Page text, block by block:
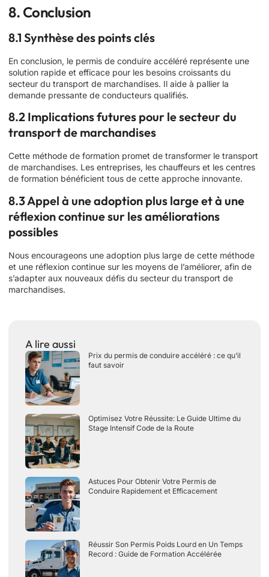
8. Conclusion
8.1 Synthèse des points clés
En conclusion, le permis de conduire accéléré représente une
solution rapide et efficace pour les besoins croissants du
secteur du transport de marchandises. Il aide à pallier la
demande pressante de conducteurs qualifiés.
8.2 Implications futures pour le secteur du
transport de marchandises
Cette méthode de formation promet de transformer le transport
de marchandises. Les entreprises, les chauffeurs et les centres
de formation bénéficient tous de cette approche innovante.
8.3 Appel à une adoption plus large et à une
réflexion continue sur les améliorations
possibles
Nous encourageons une adoption plus large de cette méthode
et une réflexion continue sur les moyens de l’améliorer, afin de
s’adapter aux nouveaux défis du secteur du transport de
marchandises.
A lire aussi
Prix du permis de conduire accéléré : ce qu’il
faut savoir
Optimisez Votre Réussite: Le Guide Ultime du
Stage Intensif Code de la Route
Astuces Pour Obtenir Votre Permis de
Conduire Rapidement et Efficacement
Réussir Son Permis Poids Lourd en Un Temps
Record : Guide de Formation Accélérée